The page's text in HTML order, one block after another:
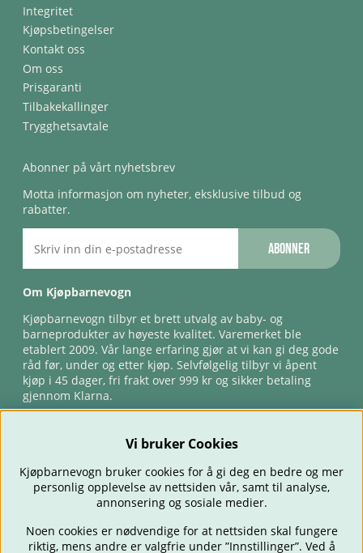
Integritet
Kjøpsbetingelser
Kontakt oss
Om oss
Prisgaranti
Tilbakekallinger
Trygghetsavtale
Abonner på vårt nyhetsbrev
Motta informasjon om nyheter, eksklusive tilbud og
rabatter.
Abonner
Om Kjøpbarnevogn
Kjøpbarnevogn tilbyr et brett utvalg av baby- og
barneprodukter av høyeste kvalitet. Varemerket ble
etablert 2009. Vår lange erfaring gjør at vi kan gi deg gode
råd før, under og etter kjøp. Selvfølgelig tilbyr vi åpent
kjøp i 45 dager, fri frakt over 999 kr og sikker betaling
gjennom Klarna.
Vi bruker Cookies
Kjøpbarnevogn bruker cookies for å gi deg en bedre og mer
personlig opplevelse av nettsiden vår, samt til analyse,
annonsering og sosiale medier.
Noen cookies er nødvendige for at nettsiden skal fungere
riktig, mens andre er valgfrie under ”Innstillinger”. Ved å